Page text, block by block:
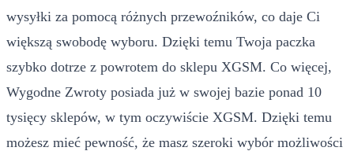
wysyłki za pomocą różnych przewoźników, co daje Ci
większą swobodę wyboru. Dzięki temu Twoja paczka
szybko dotrze z powrotem do sklepu XGSM. Co więcej,
Wygodne Zwroty posiada już w swojej bazie ponad 10
tysięcy sklepów, w tym oczywiście XGSM. Dzięki temu
możesz mieć pewność, że masz szeroki wybór możliwości